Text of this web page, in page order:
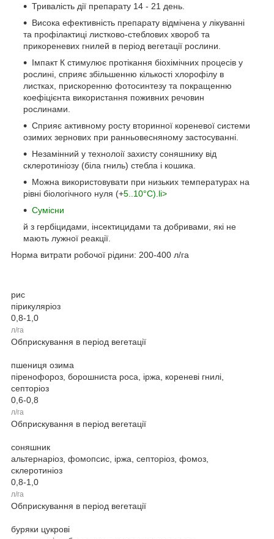
Тривалість дії препарату 14 - 21 день.
Висока ефективність препарату відмічена у лікуванні
та профілактиці листково-стеблових хвороб та
прикореневих гнилей в період вегетації рослини.
Імпакт К стимулює протікання біохімічних процесів у
рослині, сприяє збільшенню кількості хлорофілу в
листках, прискоренню фотосинтезу та покращенню
коефіцієнта використання поживних речовин
рослинами.
Сприяє активному росту вторинної кореневої системи
озимих зернових при ранньовесняному застосуванні.
Незамінний у технолоії захисту соняшнику від
склеротиніозу (біла гниль) стебла і кошика.
Можна використовувати при низьких температурах на
рівні біологічного нуля (+5..10°C).li>
Сумісни
й з гербіцидами, інсектицидами та добривами, які не
мають лужної реакції.
Норма витрати робочої рідини: 200-400 л/га
рис
пірикуляріоз
0,8-1,0
л/га
Обприскування в період вегетації
пшениця озима
піренофороз, борошниста роса, іржа, кореневі гнилі,
септоріоз
0,6-0,8
л/га
Обприскування в період вегетації
соняшник
альтернаріоз, фомопсис, іржа, септоріоз, фомоз,
склеротиніоз
0,8-1,0
л/га
Обприскування в період вегетації
буряки цукрові